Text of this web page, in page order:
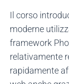
Il corso
moderne
framework
relativamente
rapidamente